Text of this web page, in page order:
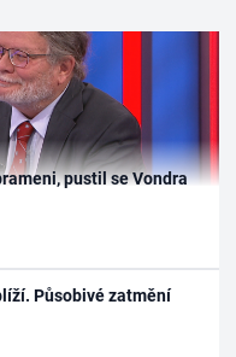
pustil se Vondra
Působivé zatmění